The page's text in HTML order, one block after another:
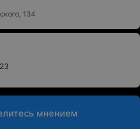
134
мнением